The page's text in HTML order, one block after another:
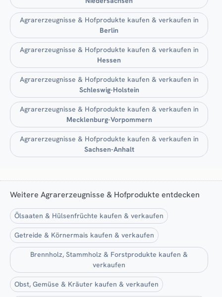
Agrarerzeugnisse & Hofprodukte kaufen & verkaufen in
Berlin
Agrarerzeugnisse & Hofprodukte kaufen & verkaufen in
Hessen
Agrarerzeugnisse & Hofprodukte kaufen & verkaufen in
Schleswig-Holstein
Agrarerzeugnisse & Hofprodukte kaufen & verkaufen in
Mecklenburg-Vorpommern
Agrarerzeugnisse & Hofprodukte kaufen & verkaufen in
Sachsen-Anhalt
Weitere Agrarerzeugnisse & Hofprodukte entdecken
Ölsaaten & Hülsenfrüchte kaufen & verkaufen
Getreide & Körnermais kaufen & verkaufen
Brennholz, Stammholz & Forstprodukte kaufen &
verkaufen
Obst, Gemüse & Kräuter kaufen & verkaufen